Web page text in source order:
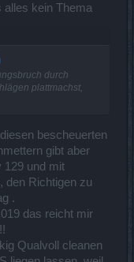
alles kein Thema
durch
plattmachst,
bescheuerten
gibt aber
129 und mit
den Richtigen zu
.
das reicht mir
Qualvoll cleanen